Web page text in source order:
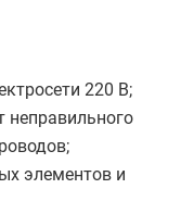
220 В;
неправильного
элементов и